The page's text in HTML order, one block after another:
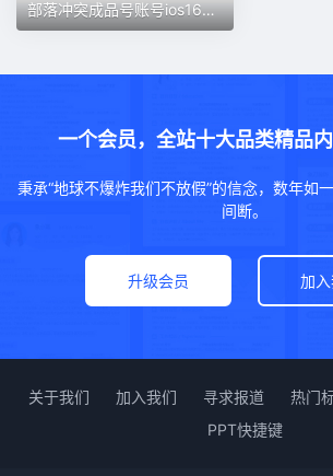
部落冲突成品号账号ios16本满王防科技宠物全皮肤场景雕像
一个会员，全站十大品类精品
秉承“地球不爆炸我们不放假”的信念，数年如
间断。
升级会员 加
关于我们 加入我们 寻求报道 热门
PPT快捷键